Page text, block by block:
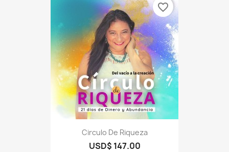
Circulo De Riqueza
USD$ 147.00
favorite_border